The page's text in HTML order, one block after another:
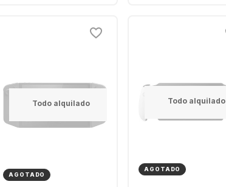
Todo alquilado
AGOTADO
Todo alquilado
AGOTADO